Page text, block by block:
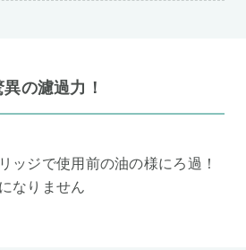
異の濾過力！
ッジで使用前の油の様にろ過！
なりません